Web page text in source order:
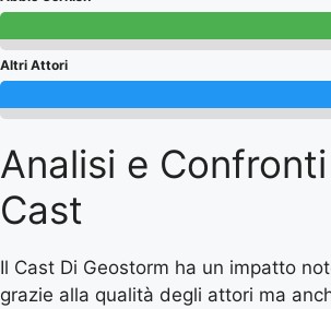
Altri Attori
Analisi e
Cast
Il Cast Di Geostorm ha un impatto
grazie alla qualità degli attori ma